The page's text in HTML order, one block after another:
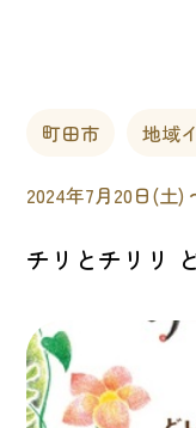
町田市 地域
2024年7月20日(土)
チリとチリリ